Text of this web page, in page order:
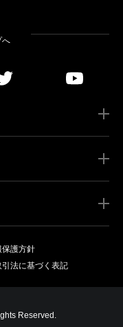
へ
保護方針
引法に基づく表記
Reserved.